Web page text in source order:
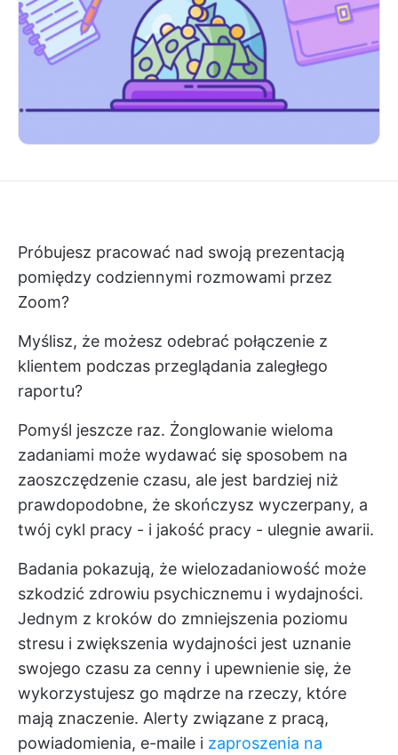
Próbujesz pracować nad swoją prezentacją
pomiędzy codziennymi rozmowami przez
Zoom?
Myślisz, że możesz odebrać połączenie z
klientem podczas przeglądania zaległego
raportu?
Pomyśl jeszcze raz. Żonglowanie wieloma
zadaniami może wydawać się sposobem na
zaoszczędzenie czasu, ale jest bardziej niż
prawdopodobne, że skończysz wyczerpany, a
twój cykl pracy - i jakość pracy - ulegnie awarii.
Badania pokazują, że wielozadaniowość może
szkodzić zdrowiu psychicznemu i wydajności.
Jednym z kroków do zmniejszenia poziomu
stresu i zwiększenia wydajności jest uznanie
swojego czasu za cenny i upewnienie się, że
wykorzystujesz go mądrze na rzeczy, które
mają znaczenie. Alerty związane z pracą,
powiadomienia, e-maile i zaproszenia na